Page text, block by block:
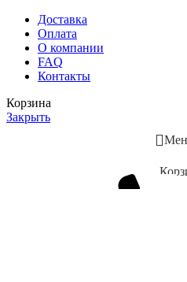
Доставка
Оплата
О компании
FAQ
Контакты
Корзина
Закрыть